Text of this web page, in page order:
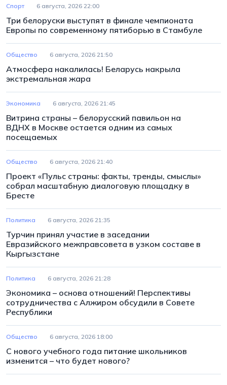
Спорт 6 августа, 2026 22:00
Три белоруски выступят в финале чемпионата
Европы по современному пятиборью в Стамбуле
Общество 6 августа, 2026 21:50
Атмосфера накалилась! Беларусь накрыла
экстремальная жара
Экономика 6 августа, 2026 21:45
Витрина страны – белорусский павильон на
ВДНХ в Москве остается одним из самых
посещаемых
Общество 6 августа, 2026 21:40
Проект «Пульс страны: факты, тренды, смыслы»
собрал масштабную диалоговую площадку в
Бресте
Политика 6 августа, 2026 21:35
Турчин принял участие в заседании
Евразийского межправсовета в узком составе в
Кыргызстане
Политика 6 августа, 2026 21:28
Экономика – основа отношений! Перспективы
сотрудничества с Алжиром обсудили в Совете
Республики
Общество 6 августа, 2026 18:00
С нового учебного года питание школьников
изменится – что будет нового?